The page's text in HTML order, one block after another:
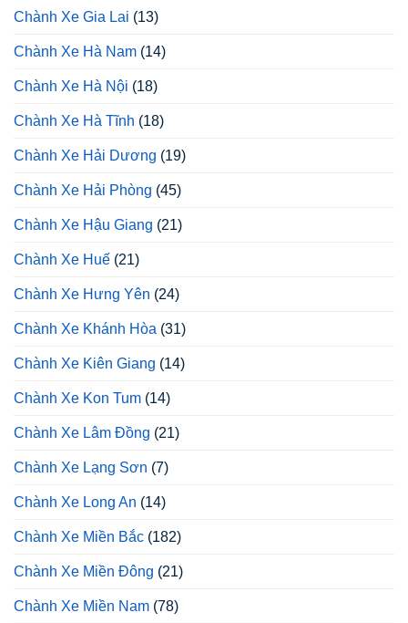
Chành Xe Gia Lai (13)
Chành Xe Hà Nam (14)
Chành Xe Hà Nội (18)
Chành Xe Hà Tĩnh (18)
Chành Xe Hải Dương (19)
Chành Xe Hải Phòng (45)
Chành Xe Hậu Giang (21)
Chành Xe Huế (21)
Chành Xe Hưng Yên (24)
Chành Xe Khánh Hòa (31)
Chành Xe Kiên Giang (14)
Chành Xe Kon Tum (14)
Chành Xe Lâm Đồng (21)
Chành Xe Lạng Sơn (7)
Chành Xe Long An (14)
Chành Xe Miền Bắc (182)
Chành Xe Miền Đông (21)
Chành Xe Miền Nam (78)